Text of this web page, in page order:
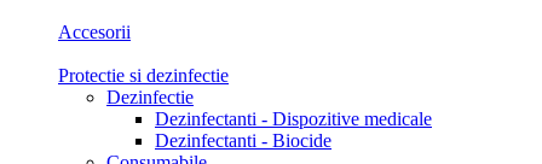
Accesorii
Protectie si dezinfectie
Dezinfectie
Dezinfectanti - Dispozitive medicale
Dezinfectanti - Biocide